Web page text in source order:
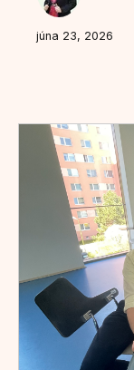
júna 23, 2026